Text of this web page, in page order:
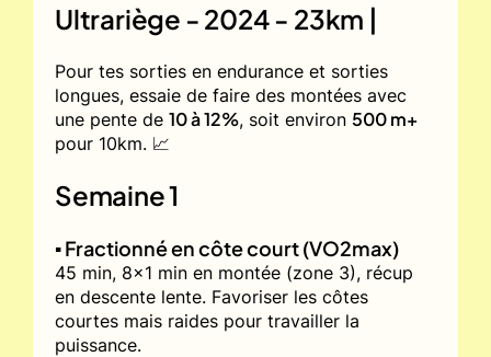
Ultrariège - 2024 - 23km |
Pour tes sorties en endurance et sorties
longues, essaie de faire des montées avec
une pente de 10 à 12%, soit environ 500 m+
pour 10km. 📈
Semaine 1
▪️ Fractionné en côte court (VO2max)
45 min, 8x1 min en montée (zone 3), récup
en descente lente. Favoriser les côtes
courtes mais raides pour travailler la
puissance.